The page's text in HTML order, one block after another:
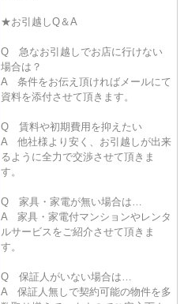
★お引越しQ＆A
Q 急なお引越しでお店に行けない
場合は？
A 条件をお伝え頂ければメールにて
資料を添付させて頂きます。
Q 賃料や初期費用を抑えたい
A 他社様より安く、お引越しが出来
るように全力で交渉させて頂きま
す。
Q 家具・家電が無い場合は…
A 家具・家電付マンションやレンタ
ルサービスをご紹介させて頂きま
す。
Q 保証人がいない場合は…
A 保証人無しで契約可能の物件を多